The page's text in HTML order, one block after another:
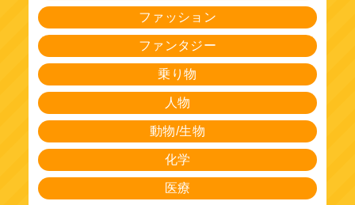
ファッション
ファンタジー
乗り物
人物
動物/生物
化学
医療